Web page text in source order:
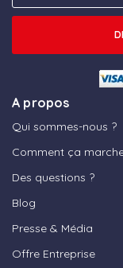
A propos
Qui sommes-nous ?
Comment ça
Des questions ?
Blog
Presse & Média
Offre Entreprise